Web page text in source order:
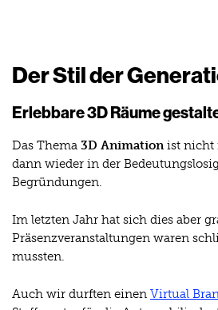
Der Stil der
Erlebbare 3D Räume
Das Thema 3D Animationist nicht
dann wieder in der
Begründungen.
Im letzten Jahr hat sich dies aber
Präsenzveranstaltungen waren
mussten.
Auch wir durften einen Virtual